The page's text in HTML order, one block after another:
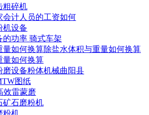
粗碎机
会计人员的工资如何
机设备
的功率 骑式车架
量如何换算除盐水体积与重量如何换算
量如何换算
磨设备粉体机械曲阳县
图纸
效雷蒙磨
矿石磨粉机
粉机